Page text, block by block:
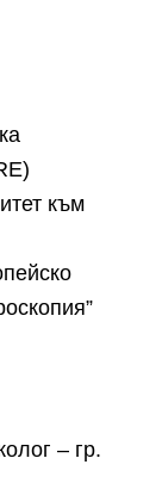
към
– гр.